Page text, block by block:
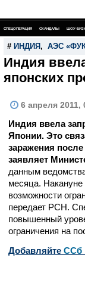
СПЕЦОПЕРАЦИЯ СКАНДАЛЫ ШОУ-
# ИНДИЯ , АЭС
Индия
японских
6 апреля 2011,
Индия ввела
Японии. Это
заражения
заявляет
данным
месяца. Накануне
возможности
передает РСН.
повышенный
ограничения на
Добавляйте CСб